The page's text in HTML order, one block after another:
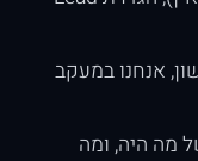
אנחנו במעקב
מה היה, ומה